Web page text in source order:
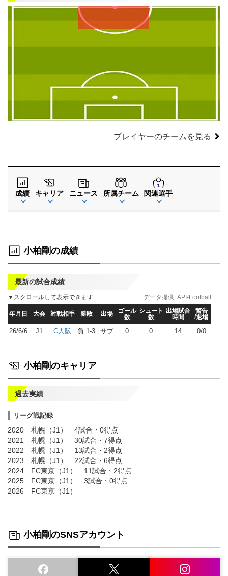
左
WG
CF
右
WG
CMF
CB
SB
GK
プレイヤーのチームを見る
成績 キャリア ニュース 所属チーム 関連選手
小柏剛の成績
最新の試合成績
▼スクロールして表示できます
年月日 大会 対戦相手 勝敗 出場
ゴール
数
シュート
数
出場試合
時間
警告
/退場
26/6/6 J1 C大阪 負 1-3 サブ 0 0 14 0/0
データ提供: API-Football
小柏剛のキャリア
過去実績
リーグ戦記録
2020 札幌（J1） 4試合・0得点
2021 札幌（J1） 30試合・7得点
2022 札幌（J1） 13試合・2得点
2023 札幌（J1） 22試合・6得点
2024 FC東京（J1） 11試合・2得点
2025 FC東京（J1） 3試合・0得点
2026 FC東京（J1）
小柏剛のSNSアカウント